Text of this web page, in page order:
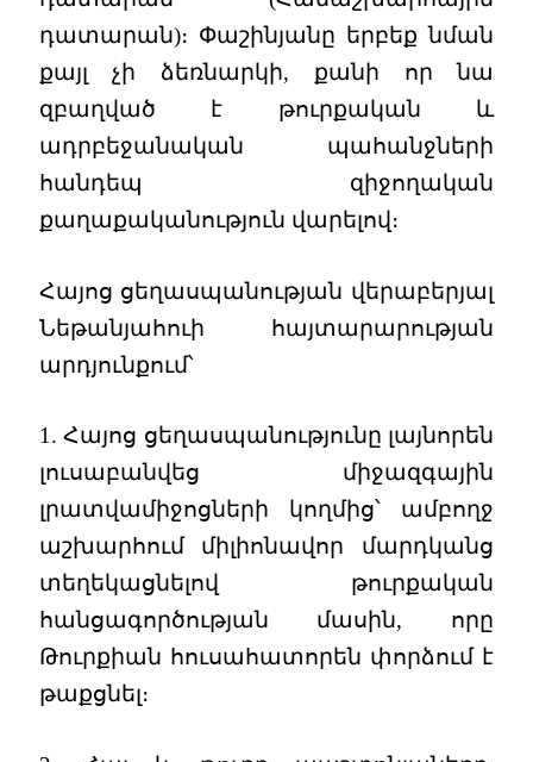
դատարան)։ Փաշինյանը երբեք նման
քայլ չի ձեռնարկի, քանի որ նա
զբաղված է թուրքական և
ադրբեջանական պահանջների
հանդեպ զիջողական
քաղաքականություն վարելով։
Հայոց ցեղասպանության վերաբերյալ
Նեթանյահուի հայտարարության
արդյունքում՝
1. Հայոց ցեղասպանությունը լայնորեն
լուսաբանվեց միջազգային
լրատվամիջոցների կողմից՝ ամբողջ
աշխարհում միլիոնավոր մարդկանց
տեղեկացնելով թուրքական
հանցագործության մասին, որը
Թուրքիան հուսահատորեն փորձում է
թաքցնել։